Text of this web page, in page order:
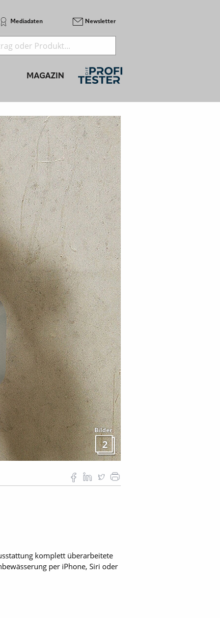
Mediadaten Newsletter
MAGAZIN
Bilder
2
komplett überarbeitete
per iPhone, Siri oder